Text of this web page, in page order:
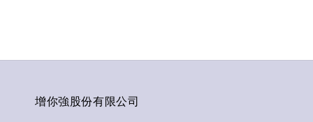
增你強股份有限公司